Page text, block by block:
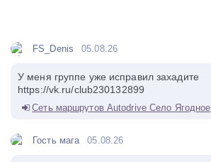
FS_Denis 05.08.26
У меня группе уже исправил захадите
https://vk.ru/club230132899
Сеть маршрутов Autodrive Село Ягодное
Гость мага 05.08.26